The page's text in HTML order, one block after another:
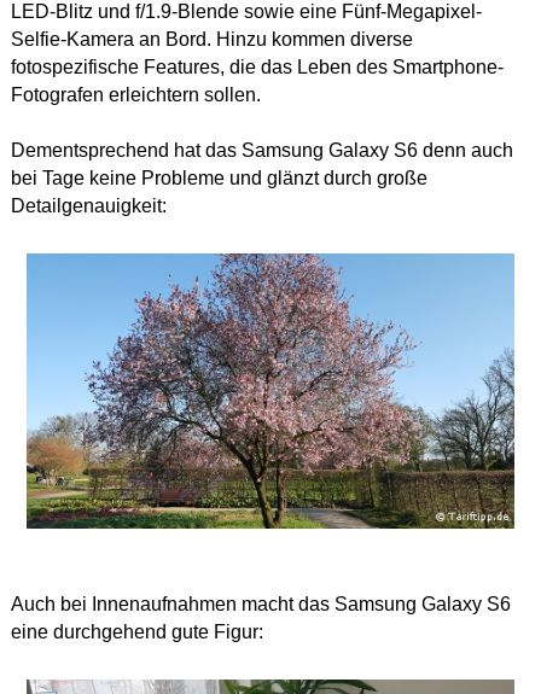
LED-Blitz und f/1.9-Blende sowie eine Fünf-Megapixel-
Selfie-Kamera an Bord. Hinzu kommen diverse
fotospezifische Features, die das Leben des Smartphone-
Fotografen erleichtern sollen.
Dementsprechend hat das Samsung Galaxy S6 denn auch
bei Tage keine Probleme und glänzt durch große
Detailgenauigkeit:
Auch bei Innenaufnahmen macht das Samsung Galaxy S6
eine durchgehend gute Figur: